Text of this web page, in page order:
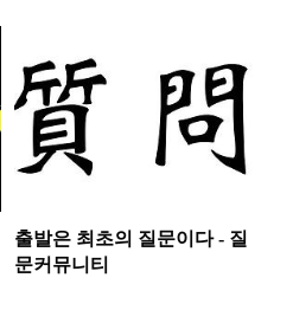
출발은 최초의 질문이다 - 질
문커뮤니티